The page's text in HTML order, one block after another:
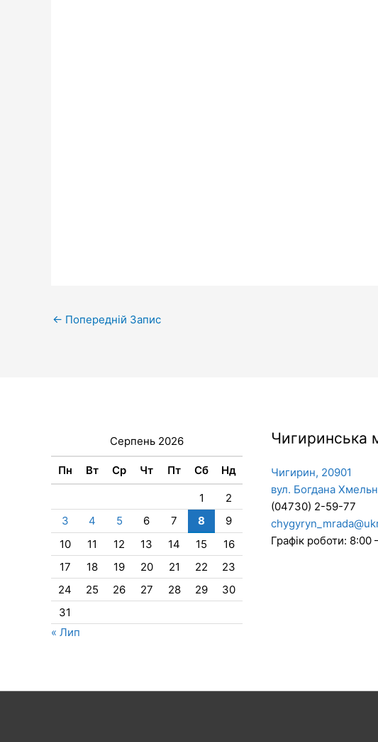
← Попередній Запис
Серпень 2026
Пн Вт Ср Чт Пт Сб Нд
1
2
3
4 5 6 7 8
9
10
11 12 13 14 15
16
17
18 19 20 21 22
23
24
25 26 27 28 29
30
31
« Лип
Чигиринська
Чигирин, 20901
вул. Богдана
(04730) 2-59-77
Графік роботи: 8:00